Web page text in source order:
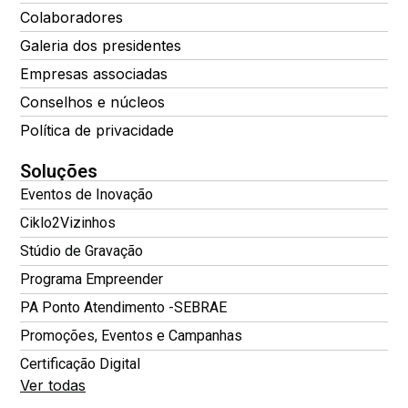
Colaboradores
Galeria dos presidentes
Empresas associadas
Conselhos e núcleos
Política de privacidade
Soluções
Eventos de Inovação
Ciklo2Vizinhos
Stúdio de Gravação
Programa Empreender
PA Ponto Atendimento -SEBRAE
Promoções, Eventos e Campanhas
Certificação Digital
Ver todas